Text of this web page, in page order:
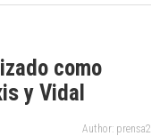
como
y Vidal
Author: prensa2